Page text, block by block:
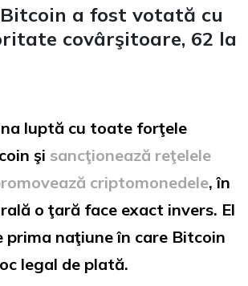
a fost votată cu
covârşitoare, 62 la
luptă cu toate forţele
şi sancţionează reţelele
criptomonedele, în
o ţară face exact invers. El
prima naţiune în care Bitcoin
legal de plată.